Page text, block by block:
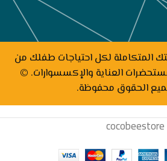
المتكاملة لكل احتياجات طفلك من
العناية والإكسسوارات. ©
cocobeestore